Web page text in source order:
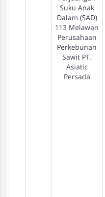
Suku Anak
Dalam (SAD)
113 Melawan
Perusahaan
Perkebunan
Sawit PT.
Asiatic
Persada